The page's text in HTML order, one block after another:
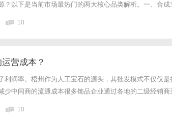
？以下是当前市场最热门的两大核心品类解析。一、合成
俗称CZ钻）是梧州的传统强项。它具有极高的折射率和
牌的御用材料。对于主打日化饰品、高频更换消费...
10
营成本？
利润率。梧州作为人工宝石的源头，其批发模式不仅仅是
少中间商的流通成本很多饰品企业通过各地的二级经销商
接梧州源头厂家，意味着你能享受到第一手的工厂直供
料价格波动中保持极大的成本优势。二、缩短...
10